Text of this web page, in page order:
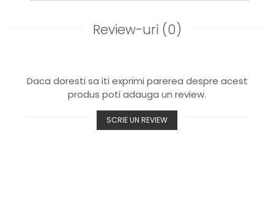
Review-uri (0)
Daca doresti sa iti exprimi parerea despre acest
produs poti adauga un review.
SCRIE UN REVIEW